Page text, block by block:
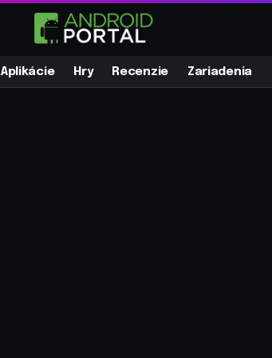
Aplikácie Hry Recenzie Zariadenia